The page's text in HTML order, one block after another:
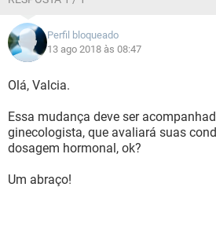
Perfil bloqueado
13 ago 2018 às 08:47
Olá, Valcia.
Essa mudança deve ser
ginecologista, que avaliará suas
dosagem hormonal, ok?
Um abraço!